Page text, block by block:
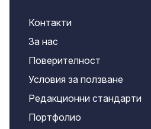
Контакти
За нас
Поверителност
Условия за ползване
Редакционни стандарти
Портфолио